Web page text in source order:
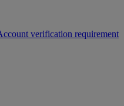
verification requirement